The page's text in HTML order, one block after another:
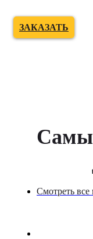
ЗАКАЗАТЬ
Смотреть